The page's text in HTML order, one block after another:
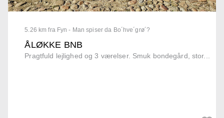
5.26 km fra Fyn - Man spiser da Bo´hve´grø´?
ÅLØKKE BNB
Pragtfuld lejlighed og 3 værelser. Smuk bondegård, stor...